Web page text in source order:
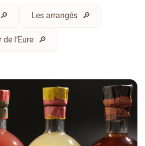
Les arrangés
l’Eure